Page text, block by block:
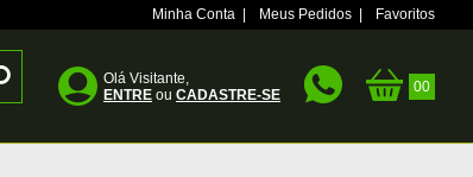
Minha Conta Meus Pedidos Favoritos
Olá Visitante,
ENTRE ou CADASTRE-SE